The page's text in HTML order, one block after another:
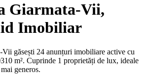
Giarmata-Vii,
Imobiliar
Vii găsești 24 anunțuri imobiliare active cu
m². Cuprinde 1 proprietăți de lux, ideale
generos.